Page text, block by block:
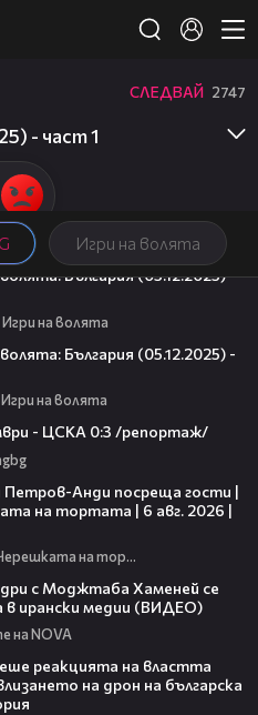
Игри на волята
СЛЕДВАЙ 2747
- част 1
България (05.12.2025) -
Игри на волята
България (05.12.2025) -
Игри на волята
- ЦСКА 0:3 /репортаж/
Анди посреща гости |
на тортата | 6 авг. 2026 |
Черешката на тортата
с Моджтаба Хаменей се
в ирански медии (ВИДЕО)
на NOVA
реакцията на властта
на дрон на българска